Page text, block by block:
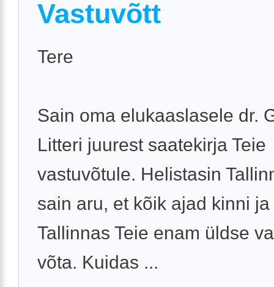
Vastuvõtt
Tere
Sain oma elukaaslasele dr.
Litteri juurest saatekirja Teie
vastuvõtule. Helistasin
sain aru, et kõik ajad kinni ja
Tallinnas Teie enam üldse
võta. Kuidas ...